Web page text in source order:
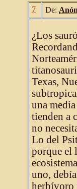
7 De:
¿Los
Texas,
una
tienden a
no
Lo del
porque el
uno,
herbívoro